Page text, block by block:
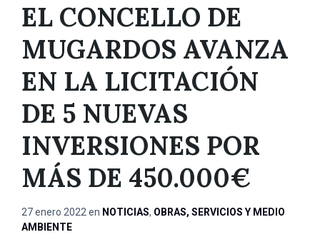
EL CONCELLO DE
MUGARDOS AVANZA
EN LA LICITACIÓN
DE 5 NUEVAS
INVERSIONES POR
MÁS DE 450.000€
27 enero 2022 en NOTICIAS, OBRAS, SERVICIOS Y MEDIO
AMBIENTE